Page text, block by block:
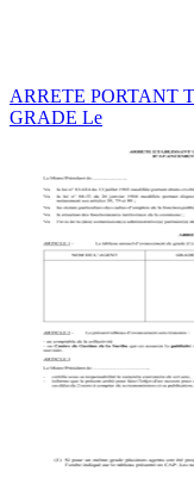
ARRETE PORTANT
GRADE Le